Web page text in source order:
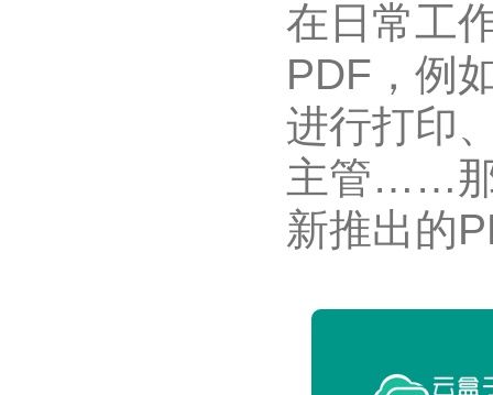
在日常工
PDF，例
进行打印
主管……那
新推出的